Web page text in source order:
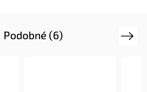
Podobné (6) Next